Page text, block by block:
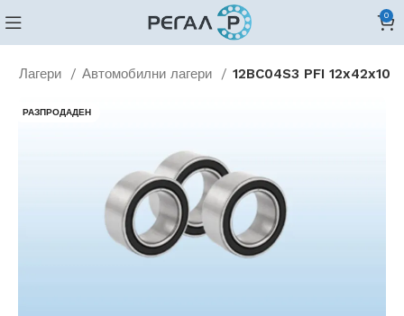
0
Лагери Автомобилни лагери 12BC04S3 PFI 12x42x10
РАЗПРОДАДЕН